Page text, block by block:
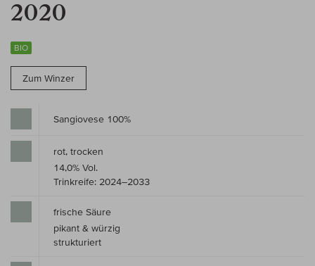
2020
BIO
Zum Winzer
Sangiovese 100%
rot, trocken
14,0% Vol.
Trinkreife: 2024–2033
frische Säure
pikant & würzig
strukturiert